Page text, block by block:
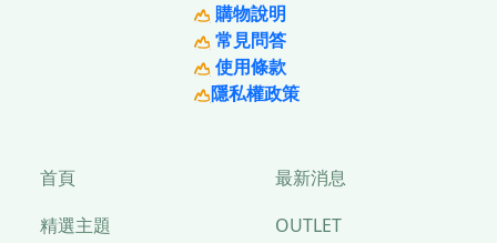
購物說明
常見問答
使用條款
隱私權政策
首頁
最新消息
精選主題
OUTLET